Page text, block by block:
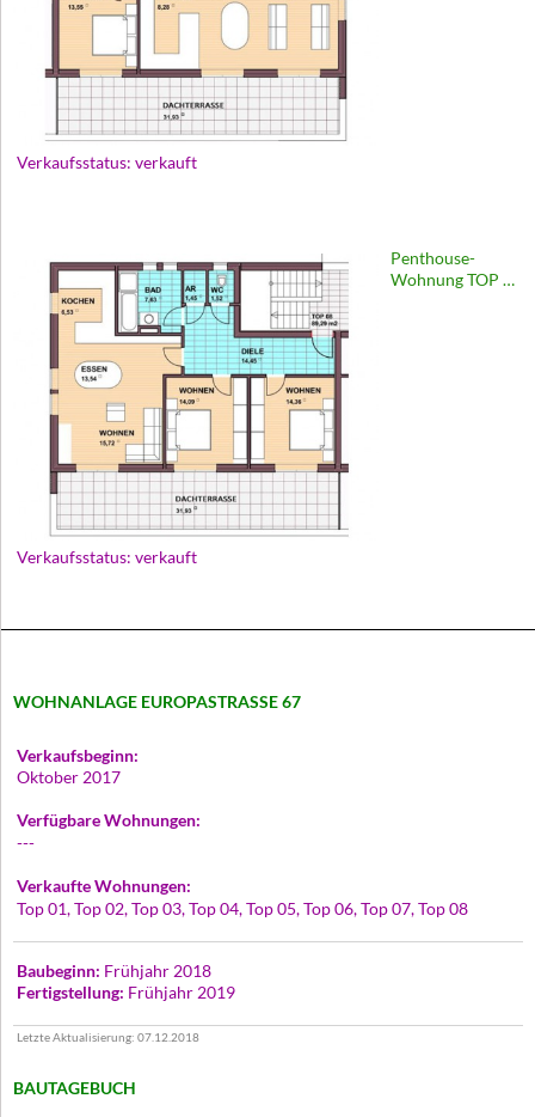
Verkaufsstatus: verkauft
Penthouse-
Wohnung TOP 08
Verkaufsstatus: verkauft
WOHNANLAGE EUROPASTRASSE 67
Verkaufsbeginn:
Oktober 2017
Verfügbare Wohnungen:
---
Verkaufte Wohnungen:
Top 01, Top 02, Top 03, Top 04, Top 05, Top 06, Top 07, Top 08
Baubeginn: Frühjahr 2018
Fertigstellung: Frühjahr 2019
Letzte Aktualisierung: 07.12.2018
BAUTAGEBUCH